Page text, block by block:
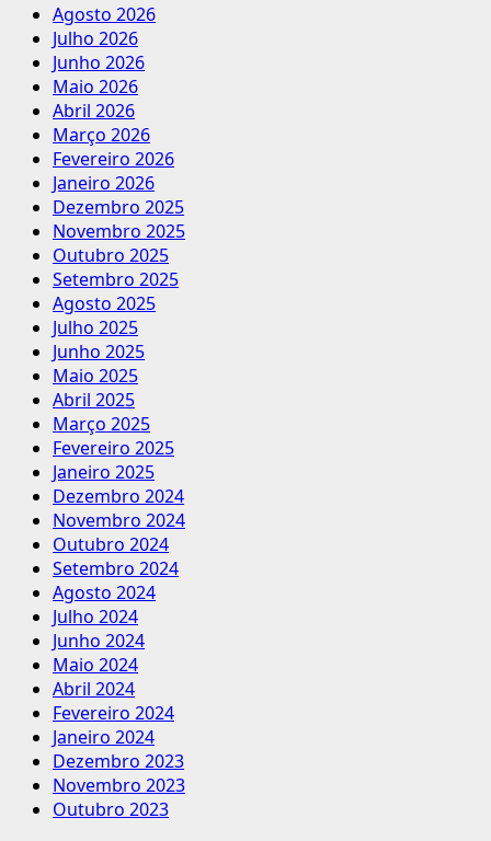
Agosto 2026
Julho 2026
Junho 2026
Maio 2026
Abril 2026
Março 2026
Fevereiro 2026
Janeiro 2026
Dezembro 2025
Novembro 2025
Outubro 2025
Setembro 2025
Agosto 2025
Julho 2025
Junho 2025
Maio 2025
Abril 2025
Março 2025
Fevereiro 2025
Janeiro 2025
Dezembro 2024
Novembro 2024
Outubro 2024
Setembro 2024
Agosto 2024
Julho 2024
Junho 2024
Maio 2024
Abril 2024
Fevereiro 2024
Janeiro 2024
Dezembro 2023
Novembro 2023
Outubro 2023